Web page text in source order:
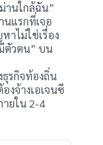
านใกล้ฉัน”
นแรกที่เจอ
ไม่ใช่เรื่อง
ตัวตน” บน
รกิจท้องถิ่น
งจ้างเอเจนซี
ยใน 2-4